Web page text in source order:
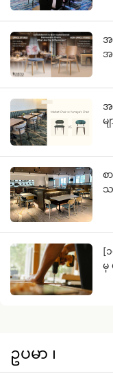
အ
အ
အ
မ
စ
သ
[
မှ
ဥပမာ ၊